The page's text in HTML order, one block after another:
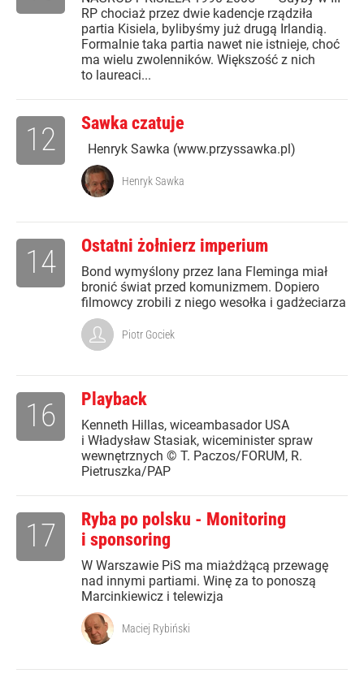
RP chociaż przez dwie kadencje rządziła
partia Kisiela, bylibyśmy już drugą Irlandią.
Formalnie taka partia nawet nie istnieje, choć
ma wielu zwolenników. Większość z nich
to laureaci...
Sawka czatuje
Henryk Sawka (www.przyssawka.pl)
12
Henryk Sawka
Ostatni żołnierz imperium
Bond wymyślony przez Iana Fleminga miał
bronić świat przed komunizmem. Dopiero
filmowcy zrobili z niego wesołka i gadżeciarza
14
Piotr Gociek
Playback
Kenneth Hillas, wiceambasador USA
i Władysław Stasiak, wiceminister spraw
wewnętrznych © T. Paczos/FORUM, R.
Pietruszka/PAP
16
Ryba po polsku - Monitoring
i sponsoring
W Warszawie PiS ma miażdżącą przewagę
nad innymi partiami. Winę za to ponoszą
Marcinkiewicz i telewizja
17
Maciej Rybiński